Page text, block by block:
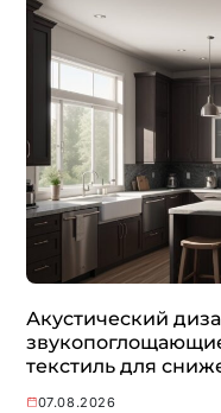
Акустический
текстиль для
07.08.2026